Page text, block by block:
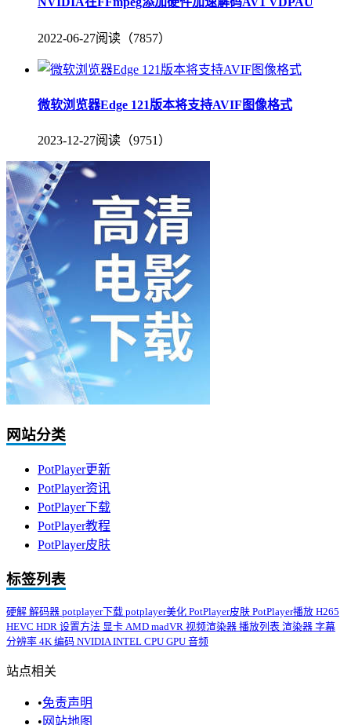
2022-06-27阅读（7857）
微软浏览器Edge 121版本将支持AVIF图像格式
2023-12-27阅读（9751）
网站分类
PotPlayer更新
PotPlayer资讯
PotPlayer下载
PotPlayer教程
PotPlayer皮肤
标签列表
硬解 解码器 potplayer下载 potplayer美化 PotPlayer皮肤 PotPlayer播放 H265
HEVC HDR 设置方法 显卡 AMD madVR 视频渲染器 播放列表 渲染器 字幕
分辨率 4K 编码 NVIDIA INTEL CPU GPU 音频
站点相关
•免责声明
• 网站地图